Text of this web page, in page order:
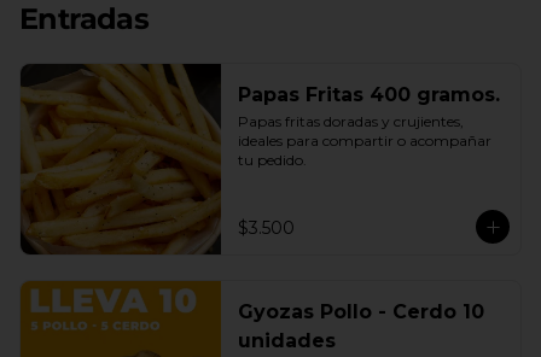
Entradas
Papas Fritas 400 gramos.
Papas fritas doradas y crujientes,
ideales para compartir o acompañar
tu pedido.
$3.500
Gyozas Pollo - Cerdo 10
unidades